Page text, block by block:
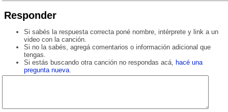
Responder
Si sabés la respuesta correcta poné nombre, intérprete y link a un
video con la canción.
Si no la sabés, agregá comentarios o información adicional que
tengas.
Si estás buscando otra canción no respondas acá, hacé una
pregunta nueva.